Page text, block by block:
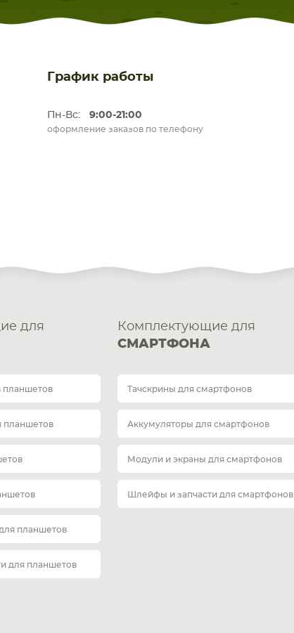
График работы
Пн-Вс: 9:00-21:00
оформление заказов по телефону
для
планшетов
планшетов
планшетов
для планшетов
Комплектующие для
СМАРТФОНА
Тачскрины для смартфонов
Аккумуляторы для смартфонов
Модули и экраны для смартфонов
Шлейфы и запчасти для смартфонов